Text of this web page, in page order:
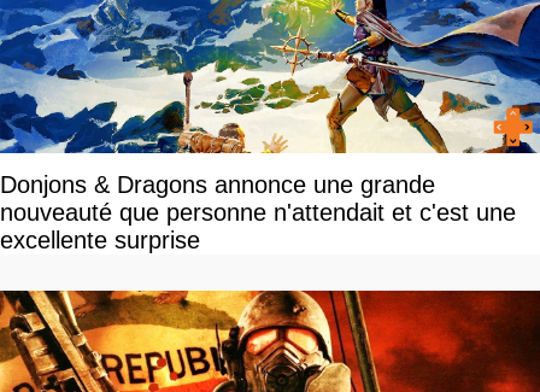
Donjons & Dragons annonce une grande
nouveauté que personne n'attendait et c'est une
excellente surprise